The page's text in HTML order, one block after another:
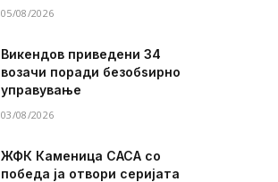
05/08/2026
Викендов приведени 34
возачи поради безобѕирно
управување
03/08/2026
ЖФК Каменица САСА со
победа ја отвори серијата